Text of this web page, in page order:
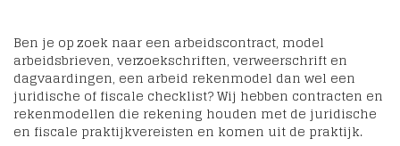
Ben je op zoek naar een arbeidscontract, model
arbeidsbrieven, verzoekschriften, verweerschrift en
dagvaardingen, een arbeid rekenmodel dan wel een
juridische of fiscale checklist? Wij hebben contracten en
rekenmodellen die rekening houden met de juridische
en fiscale praktijkvereisten en komen uit de praktijk.